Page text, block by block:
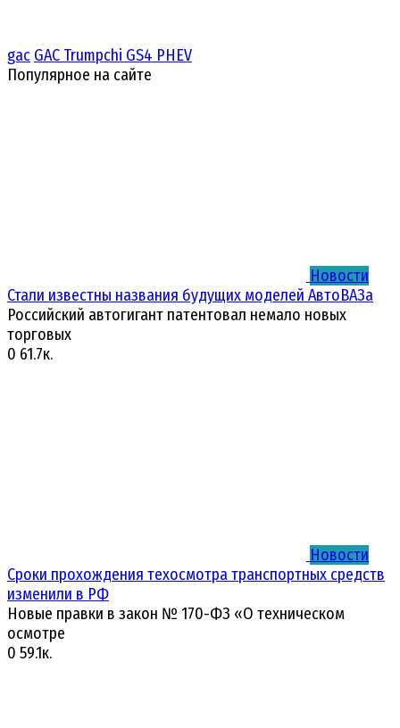
gac GAC Trumpchi GS4 PHEV
Популярное на сайте
Новости
Стали известны названия будущих моделей АвтоВАЗа
Российский автогигант патентовал немало новых
торговых
0 61.7к.
Новости
Сроки прохождения техосмотра транспортных средств
изменили в РФ
Новые правки в закон № 170-ФЗ «О техническом
осмотре
0 59.1к.